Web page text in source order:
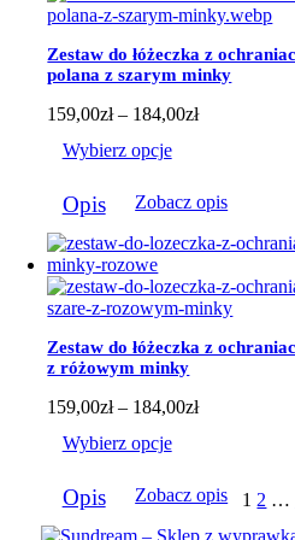
można
wybrać
na
stronie
produktu
Zestaw do łóżeczka z
polana z szarym minky
159,00zł – 184,00złZakres
do
Wybierz opcje
produkt
ma
wiele
wariantów.
Opcje
można
wybrać
na
stronie
produktu
Opis Zobacz opis
Zestaw do łóżeczka z
z różowym minky
159,00zł – 184,00złZakres
do
184,00zł
Wybierz opcje
produkt
ma
Opis Zobacz opis 1 2 …